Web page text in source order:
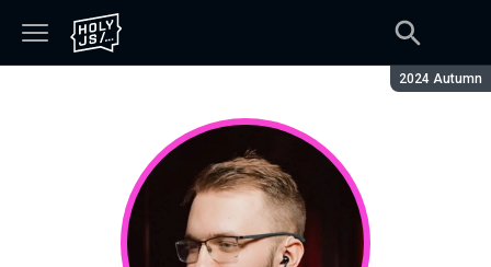
Сезон:
2024 Autumn